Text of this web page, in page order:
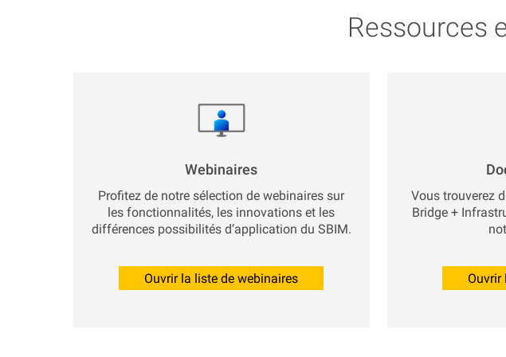
Ressources
Webinaires
Profitez de notre sélection de webinaires sur
les fonctionnalités, les innovations et les
différences possibilités d’application du SBIM.
Ouvrir la liste de webinaires
Vous trouverez
Bridge +
Ouvrir